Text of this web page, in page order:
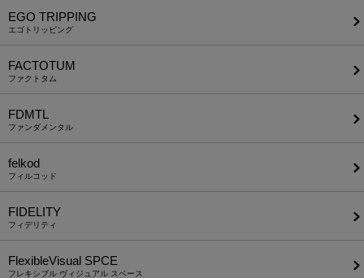
EGO TRIPPING
エゴトリッピング
FACTOTUM
ファクトタム
FDMTL
ファンダメンタル
felkod
フィルコッド
FIDELITY
フィデリティ
FlexibleVisual SPCE
フレキシブル ヴィジュアル スペース